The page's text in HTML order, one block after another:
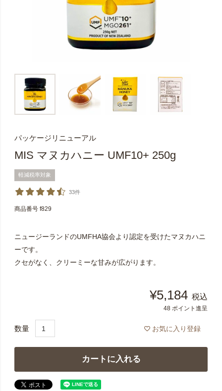
パッケージリニューアル
MIS マヌカハニー UMF10+ 250g
軽減税率対象
33件
商品番号 f829
ニュージーランドのUMFHA協会より認定を受けたマヌカハニ
ーです。
クセがなく、クリーミーな甘みが広がります。
¥5,184 税込
48 ポイント進呈
お気に入り登録
カートに入れる